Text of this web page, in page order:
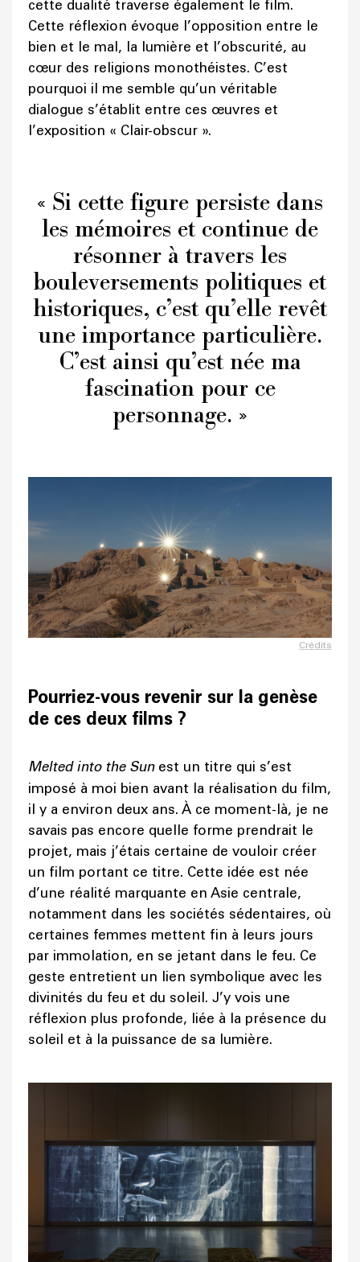
cette dualité traverse également le film.
Cette réflexion évoque l’opposition entre le
bien et le mal, la lumière et l’obscurité, au
cœur des religions monothéistes. C’est
pourquoi il me semble qu’un véritable
dialogue s’établit entre ces œuvres et
l’exposition « Clair-obscur ».
« Si cette figure persiste dans
les mémoires et continue de
résonner à travers les
bouleversements politiques et
historiques, c’est qu’elle revêt
une importance particulière.
C’est ainsi qu’est née ma
fascination pour ce
personnage. »
Crédits
Pourriez-vous revenir sur la genèse
de ces deux films ?
Melted into the Sunest un titre qui s’est
imposé à moi bien avant la réalisation du film,
il y a environ deux ans. À ce moment-là, je ne
savais pas encore quelle forme prendrait le
projet, mais j’étais certaine de vouloir créer
un film portant ce titre. Cette idée est née
d’une réalité marquante en Asie centrale,
notamment dans les sociétés sédentaires, où
certaines femmes mettent fin à leurs jours
par immolation, en se jetant dans le feu. Ce
geste entretient un lien symbolique avec les
divinités du feu et du soleil. J’y vois une
réflexion plus profonde, liée à la présence du
soleil et à la puissance de sa lumière.